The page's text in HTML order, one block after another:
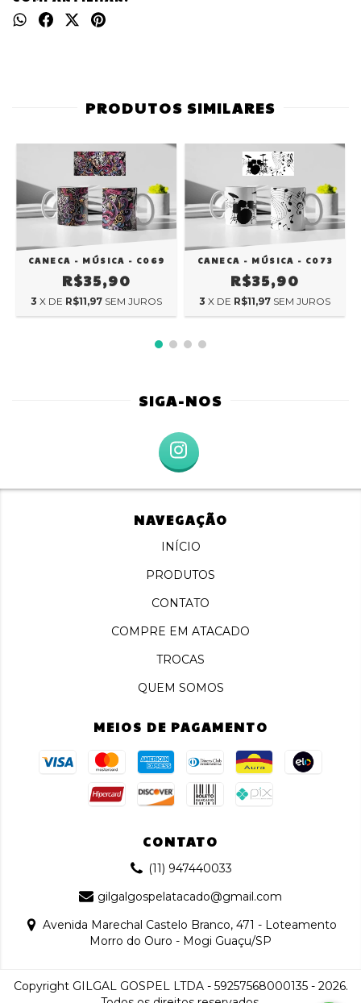
PRODUTOS SIMILARES
CANECA - MÚSICA - C069
R$35,90
3 X DE R$11,97 SEM JUROS
CANECA - MÚSICA - C073
R$35,90
3 X DE R$11,97 SEM JUROS
SIGA-NOS
NAVEGAÇÃO
INÍCIO
PRODUTOS
CONTATO
COMPRE EM ATACADO
TROCAS
QUEM SOMOS
MEIOS DE PAGAMENTO
CONTATO
(11) 947440033
gilgalgospelatacado@gmail.com
Avenida Marechal Castelo Branco, 471 - Loteamento
Morro do Ouro - Mogi Guaçu/SP
Copyright GILGAL GOSPEL LTDA - 59257568000135 - 2026.